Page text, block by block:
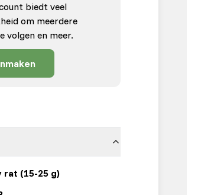
biedt veel
om meerdere
volgen en meer.
rat (15-25 g)